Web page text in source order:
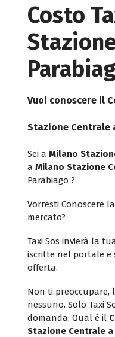
Costo
Vuoi conoscere il
Stazione Centrale
Sei a Milano
a Milano Stazione
Parabiago ?
Vorresti Conoscere
mercato?
Taxi Sos invierà la
iscritte nel portale e
offerta.
Non ti preoccupare,
nessuno. Solo Taxi
domanda: Qual è il
Stazione Centrale a